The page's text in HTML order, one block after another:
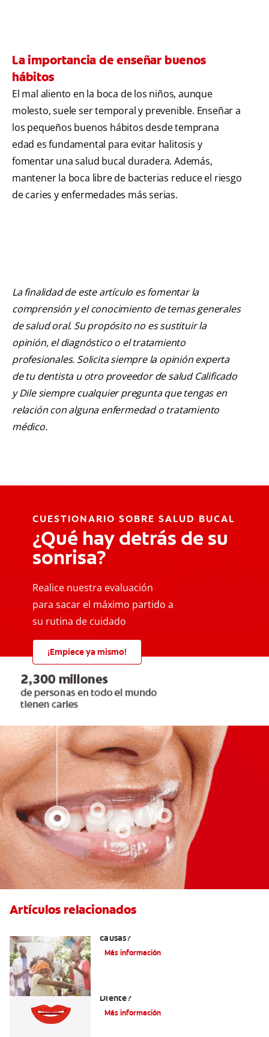
La importancia de enseñar buenos
hábitos
El mal aliento en la boca de los niños, aunque
molesto, suele ser temporal y prevenible. Enseñar a
los pequeños buenos hábitos desde temprana
edad es fundamental para evitar halitosis y
fomentar una salud bucal duradera. Además,
mantener la boca libre de bacterias reduce el riesgo
de caries y enfermedades más serias.
La finalidad de este artículo es fomentar la
comprensión y el conocimiento de temas generales
de salud oral. Su propósito no es sustituir la
opinión, el diagnóstico o el tratamiento
profesionales. Solicita siempre la opinión experta
de tu dentista u otro proveedor de salud Calificado
y Dile siempre cualquier pregunta que tengas en
relación con alguna enfermedad o tratamiento
médico.
CUESTIONARIO SOBRE SALUD BUCAL
¿Qué hay detrás de su
sonrisa?
Realice nuestra evaluación
para sacar el máximo partido a
su rutina de cuidado
¡Empiece ya mismo!
Artículos relacionados
causas?
Más información
Diente?
Más información